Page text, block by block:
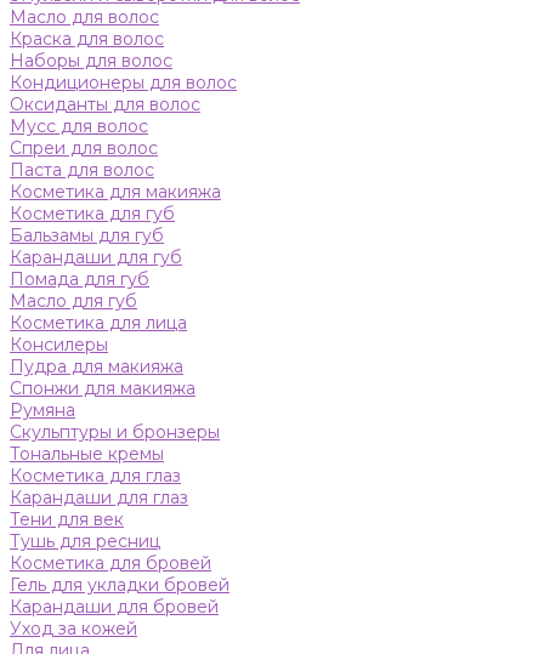
Масло для волос
Краска для волос
Наборы для волос
Кондиционеры для волос
Оксиданты для волос
Мусс для волос
Спреи для волос
Паста для волос
Косметика для макияжа
Косметика для губ
Бальзамы для губ
Карандаши для губ
Помада для губ
Масло для губ
Косметика для лица
Консилеры
Пудра для макияжа
Спонжи для макияжа
Румяна
Скульптуры и бронзеры
Тональные кремы
Косметика для глаз
Карандаши для глаз
Тени для век
Тушь для ресниц
Косметика для бровей
Гель для укладки бровей
Карандаши для бровей
Уход за кожей